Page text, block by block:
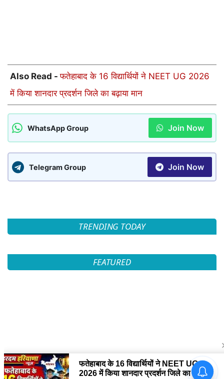
Also Read -फतेहाबाद के 16 विद्यार्थियों ने NEET UG 2026
में किया शानदार प्रदर्शन जिले का बढ़ाया मान
WhatsApp Group Join Now
Telegram Group Join Now
TRENDING TODAY
FEATURED